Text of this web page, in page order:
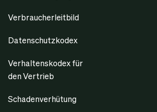
Verbraucherleitbild
Datenschutzkodex
Verhaltenskodex für
den Vertrieb
Schadenverhütung